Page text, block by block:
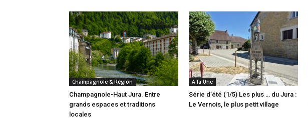
Champagnole & Région
Champagnole-Haut Jura. Entre
grands espaces et traditions
locales
A la Une
Série d’été (1/5) Les plus … du Jura :
Le Vernois, le plus petit village